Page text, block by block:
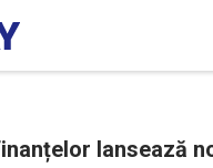
lansează